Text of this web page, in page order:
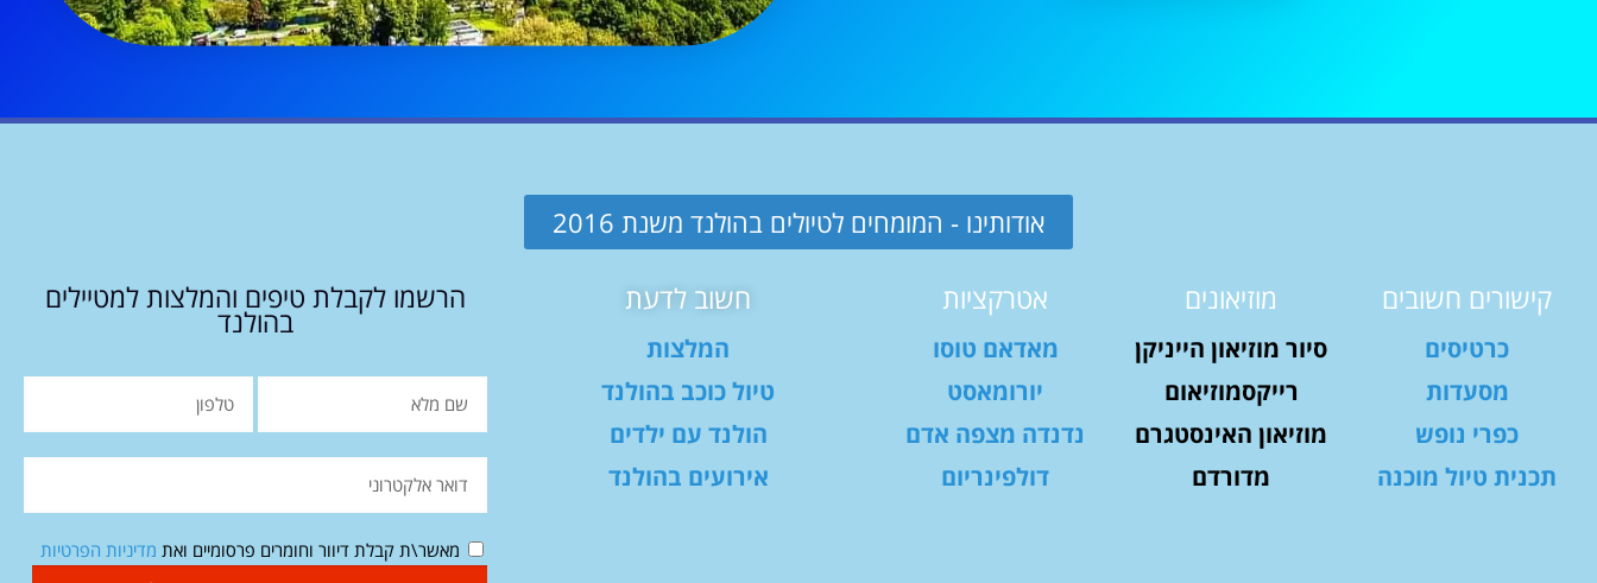
אודותינו - המומחים לטיולים בהולנד משנת 2016
קישורים חשובים
כרטיסים
מסעדות
כפרי נופש
תכנית טיול מוכנה
מוזיאונים
סיור מוזיאון הייניקן
רייקסמוזיאום
מוזיאון האינסטגרם
מדורדם
אטרקציות
מאדאם טוסו
יורומאסט
נדנדה מצפה אדם
דולפינריום
חשוב לדעת
המלצות
טיול כוכב בהולנד
הולנד עם ילדים
אירועים בהולנד
הרשמו לקבלת טיפים והמלצות למטיילים
בהולנד
מאשר\ת קבלת דיוור וחומרים פרסומיים ואת מדיניות הפרטיות